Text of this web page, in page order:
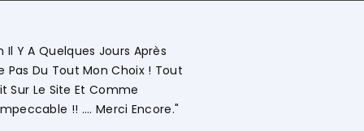
"Commerciale KHADIJA Super Compétente Qui Aide,
Détaillée Le Déroulement Des Opérations. Société A
Vivement."